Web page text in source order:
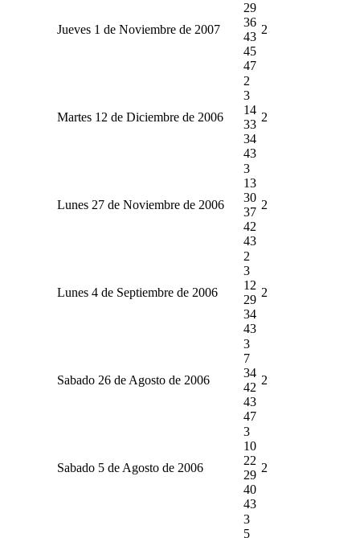
Jueves 1 de Noviembre de 2007
29
36
43
45
47
2
Martes 12 de Diciembre de 2006
2
3
14
33
34
43
2
Lunes 27 de Noviembre de 2006
3
13
30
37
42
43
2
Lunes 4 de Septiembre de 2006
2
3
12
29
34
43
2
Sabado 26 de Agosto de 2006
3
7
34
42
43
47
2
Sabado 5 de Agosto de 2006
3
10
22
29
40
43
2
3
5